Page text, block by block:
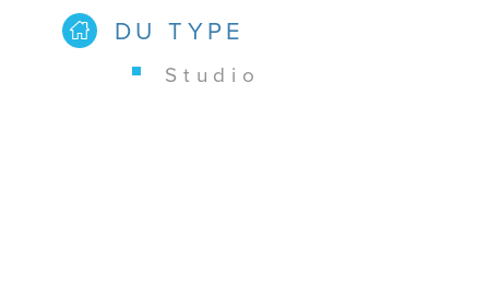
DU TYPE
studio